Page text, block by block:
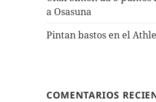
a Osasuna
Pintan bastos en el
COMENTARIOS